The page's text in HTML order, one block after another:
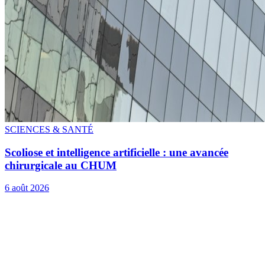
SCIENCES & SANTÉ
Scoliose et intelligence artificielle : une avancée
chirurgicale au CHUM
6 août 2026